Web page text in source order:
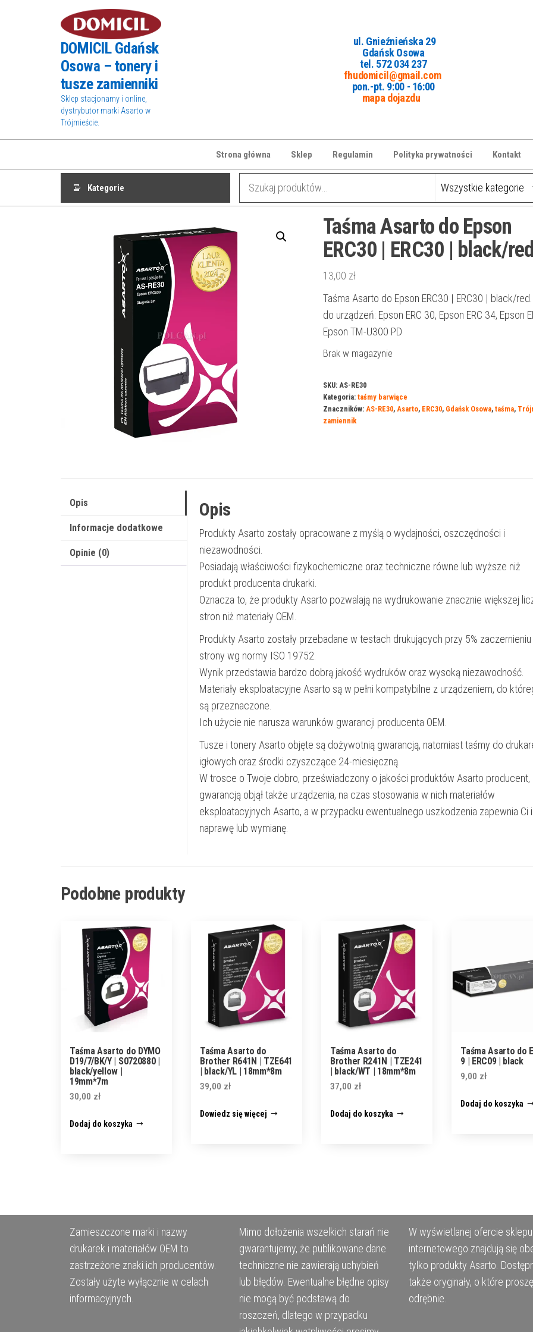
DOMICIL Gdańsk
Osowa – tonery i
tusze zamienniki
Sklep stacjonarny i online,
dystrybutor marki Asarto w
Trójmieście.
ul. Gnieźnieńska 29
Gdańsk Osowa
tel. 572 034 237
fhudomicil@gmail.com
pon.-pt. 9:00 - 16:00
mapa dojazdu
Strona główna Sklep Regulamin Polityka prywatności Kontakt
Kategorie
Taśma Asarto do Epson
ERC30 | ERC30 | black/red
13,00 zł
Taśma Asarto do Epson ERC30 | ERC30 | black/
do urządzeń: Epson ERC 30, Epson ERC 34, Epson
Epson TM-U300 PD
Brak w magazynie
SKU: AS-RE30
Kategoria: taśmy barwiące
Znaczników: AS-RE30, Asarto, ERC30, Gdańsk Osowa, taśma,
zamiennik
Opis
Informacje dodatkowe
Opinie (0)
Opis
Produkty Asarto zostały opracowane z myślą o wydajności, oszczędności i
niezawodności.
Posiadają właściwości fizykochemiczne oraz techniczne równe lub wyższe niż
produkt producenta drukarki.
Oznacza to, że produkty Asarto pozwalają na wydrukowanie znacznie większej
stron niż materiały OEM.
Produkty Asarto zostały przebadane w testach drukujących przy 5% zaczernieniu
strony wg normy ISO 19752.
Wynik przedstawia bardzo dobrą jakość wydruków oraz wysoką niezawodność.
Materiały eksploatacyjne Asarto są w pełni kompatybilne z urządzeniem, do
są przeznaczone.
Ich użycie nie narusza warunków gwarancji producenta OEM.
Tusze i tonery Asarto objęte są dożywotnią gwarancją, natomiast taśmy do
igłowych oraz środki czyszczące 24-miesięczną.
W trosce o Twoje dobro, przeświadczony o jakości produktów Asarto producent,
gwarancją objął także urządzenia, na czas stosowania w nich materiałów
eksploatacyjnych Asarto, a w przypadku ewentualnego uszkodzenia zapewnia Ci
naprawę lub wymianę.
Podobne produkty
Taśma Asarto do DYMO
D19/7/BK/Y | S0720880 |
black/yellow |
19mm*7m
30,00 zł
Dodaj do koszyka
Taśma Asarto do
Brother R641N | TZE641
| black/YL | 18mm*8m
39,00 zł
Dowiedz się więcej
Taśma Asarto do
Brother R241N | TZE241
| black/WT | 18mm*8m
37,00 zł
Dodaj do koszyka
Taśma Asarto do
9 | ERC09 | black
9,00 zł
Dodaj do koszyka
Zamieszczone marki i nazwy
drukarek i materiałów OEM to
zastrzeżone znaki ich producentów.
Zostały użyte wyłącznie w celach
informacyjnych.
Mimo dołożenia wszelkich starań nie
gwarantujemy, że publikowane dane
techniczne nie zawierają uchybień
lub błędów. Ewentualne błędne opisy
nie mogą być podstawą do
roszczeń, dlatego w przypadku
W wyświetlanej ofercie sklepu
internetowego znajdują się
tylko produkty Asarto.
także oryginały, o które
odrębnie.